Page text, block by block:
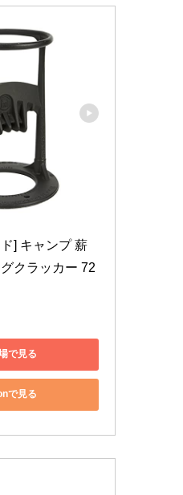
] キャンプ 薪
クラッカー 72
で見る
で見る